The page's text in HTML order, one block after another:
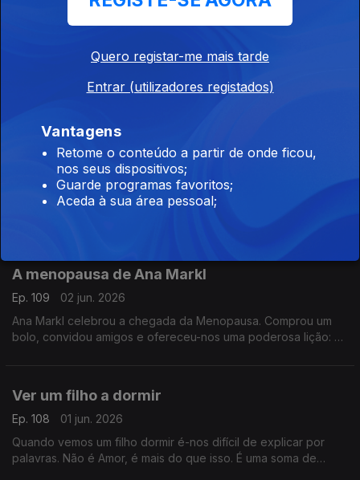
04 jun. 2026
A primeira palavra que dizemos é tão importante como a última.
Ou como a que não nos saiu da boca na altura certa ou a
fascinante
João Lagos e a pulhice
03 jun. 2026
João Lagos é um dos maiores empreendedores da história do
A menopausa de Ana Markl
Ep. 109
02 jun. 2026
Ana Markl celebrou a chegada da Menopausa. Comprou um
bolo, convidou amigos e ofereceu-nos uma poderosa lição: a
Ver um filho a dormir
Ep. 108
01 jun. 2026
Quando vemos um filho dormir é-nos difícil de explicar por
palavras. Não é Amor, é mais do que isso. É uma soma de
Quero registar-me mais tarde
Entrar (utilizadores registados)
Vantagens
Retome o conteúdo a partir de onde ficou,
nos seus dispositivos;
Guarde programas favoritos;
Aceda à sua área pessoal;